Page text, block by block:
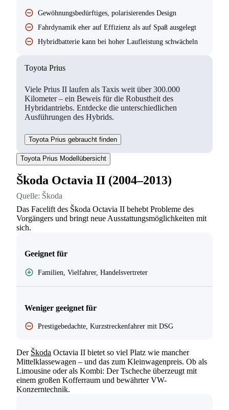
Gewöhnungsbedürftiges, polarisierendes Design
Fahrdynamik eher auf Effizienz als auf Spaß ausgelegt
Hybridbatterie kann bei hoher Laufleistung schwächeln
Toyota Prius
Viele Prius II laufen als Taxis weit über 300.000
Kilometer – ein Beweis für die Robustheit des
Hybridantriebs. Entdecke die unterschiedlichen
Ausführungen des Hybrids.
Toyota Prius gebraucht finden
Toyota Prius Modellübersicht
Škoda Octavia II (2004–2013)
Quelle: Škoda
Das Facelift des Škoda Octavia II behebt Probleme des
Vorgängers und bringt neue Ausstattungsmöglichkeiten mit
sich.
Geeignet für
Familien, Vielfahrer, Handelsvertreter
Weniger geeignet für
Prestigebedachte, Kurzstreckenfahrer mit DSG
Der Škoda Octavia II bietet so viel Platz wie mancher
Mittelklassewagen – und das zum Kleinwagenpreis. Ob als
Limousine oder als Kombi: Der Tscheche überzeugt mit
einem großen Kofferraum und bewährter VW-
Konzerntechnik.